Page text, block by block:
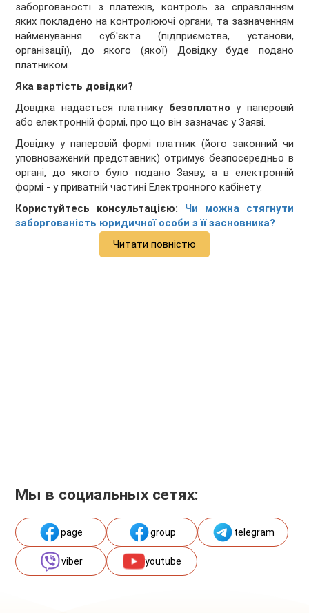
заборгованості з платежів, контроль за справлянням
яких покладено на контролюючі органи, та зазначенням
найменування суб'єкта (підприємства, установи,
організації), до якого (якої) Довідку буде подано
платником.
Яка вартість довідки?
Довідка надається платнику безоплатно у паперовій
або електронній формі, про що він зазначає у Заяві.
Довідку у паперовій формі платник (його законний чи
уповноважений представник) отримує безпосередньо в
органі, до якого було подано Заяву, а в електронній
формі - у приватній частині Електронного кабінету.
Користуйтесь консультацією: Чи можна стягнути
заборгованість юридичної особи з її засновника?
Читати повністю
Мы в социальных сетях:
page group telegram
viber youtube